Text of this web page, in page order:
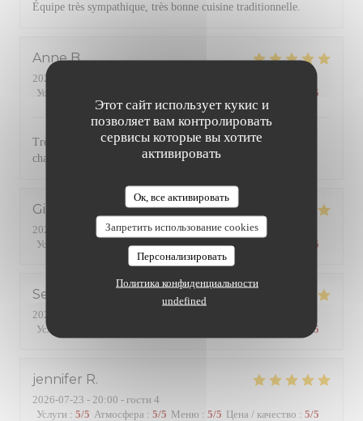
Этот сайт использует кукис и
позволяет вам контролировать
сервисы которые вы хотите
активировать
Ок, все активировать
Запретить использование cookies
Персонализировать
Политика конфиденциальности
undefined
Équipe très sympathique, très bonne cuisine traditionnelle.
Anne B
2026-07-31
Услуги
/5
Très bonne cuisine avec des produits de qualité. Service
chaleureux et efficace. Une référence dans le quartier
Gilles
2026-07-24
- 19:45 - гости 2
Услуги
Атмосфера: 5/5 Меню: 5/5 Цена / качество /5
Serge
2026-07-24
Услуги
/5
jennifer R
2026-07-23 - 20:00 - гости 4
Услуги : 5/5 Атмосфера : 5/5 Меню : 5/5 Цена / качество : 5/5